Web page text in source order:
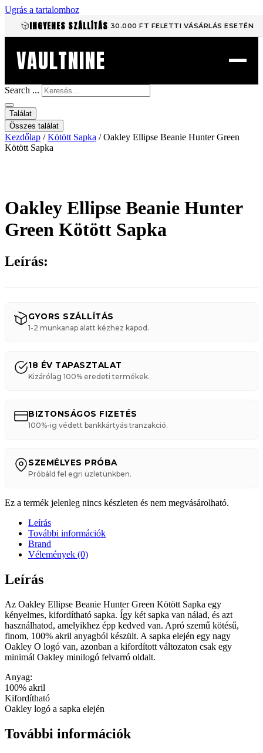
Ugrás a tartalomhoz
INGYENES SZÁLLÍTÁS 30.000 FT FELETTI VÁSÁRLÁS ESETÉN
VAULTNINE
Search ...
Találat
Összes találat
Kezdőlap /Kötött Sapka / Oakley Ellipse Beanie Hunter Green
Kötött Sapka
Oakley Ellipse Beanie Hunter
Green Kötött Sapka
Leírás:
GYORS SZÁLLÍTÁS
1-2 munkanap alatt kézhez kapod.
18 ÉV TAPASZTALAT
Kizárólag 100% eredeti termékek.
BIZTONSÁGOS FIZETÉS
100%-ig védett bankkártyás tranzakció.
SZEMÉLYES PRÓBA
Próbáld fel egri üzletünkben.
Ez a termék jelenleg nincs készleten és nem megvásárolható.
Leírás
További információk
Brand
Vélemények (0)
Leírás
Az Oakley Ellipse Beanie Hunter Green Kötött Sapka egy
kényelmes, kifordítható sapka. Így két sapka van nálad, és azt
használhatod, amelyikhez épp kedved van. Apró szemű kötésű,
finom, 100% akril anyagból készült. A sapka elején egy nagy
Oakley O logó van, azonban a kifordított változaton csak egy
minimál Oakley minilogó felvarró oldalt.
Anyag:
100% akril
Kifordítható
Oakley logó a sapka elején
További információk